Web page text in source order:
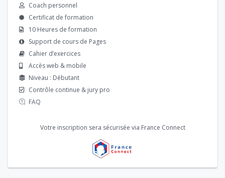
Coach personnel
Certificat de formation
10 Heures de formation
Support de cours de Pages
Cahier d’exercices
Accès web & mobile
Niveau : Débutant
Contrôle continue & jury pro
FAQ
Votre inscription sera sécurisée via France Connect